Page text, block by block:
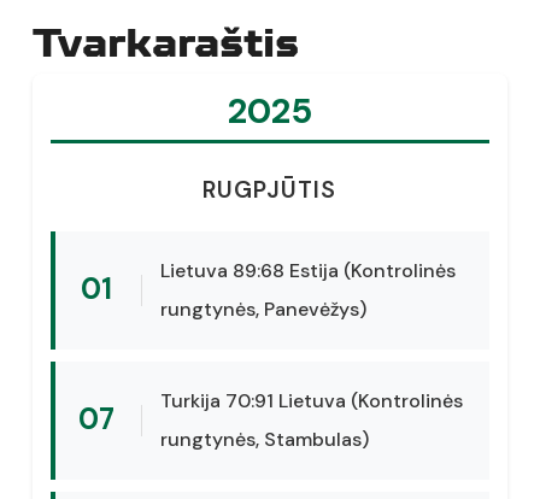
Tvarkaraštis
2025
RUGPJŪTIS
01
Lietuva 89:68 Estija (Kontrolinės
rungtynės, Panevėžys)
07
Turkija 70:91 Lietuva (Kontrolinės
rungtynės, Stambulas)